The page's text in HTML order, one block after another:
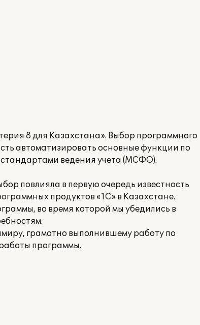
8 для Казахстана». Выбор программного
автоматизировать основные функции по
стандартами ведения учета (МСФО).
повлияла в первую очередь известность
продуктов «1С» в Казахстане.
во время которой мы убедились в
грамотно выполнившему работу по
программы.